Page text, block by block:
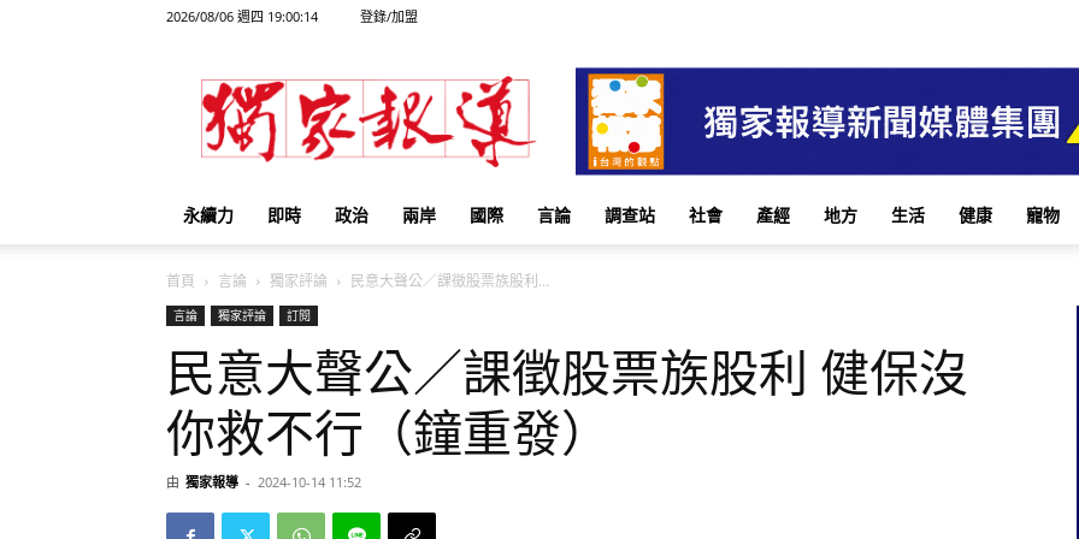
2026/08/06 週四 19:00:14 登錄/加盟
獨
家
報
永續力 即時 政治 兩岸 國際 言論 調查站 社會 產經 地方 生活 健康 寵物
首頁 言論 獨家評論 民意大聲公／課徵股票族股利...
言論 獨家評論 訂閱
民意大聲公／課徵股票族股利 健保沒
你救不行（鐘重發）
由 獨家報導 - 2024-10-14 11:52